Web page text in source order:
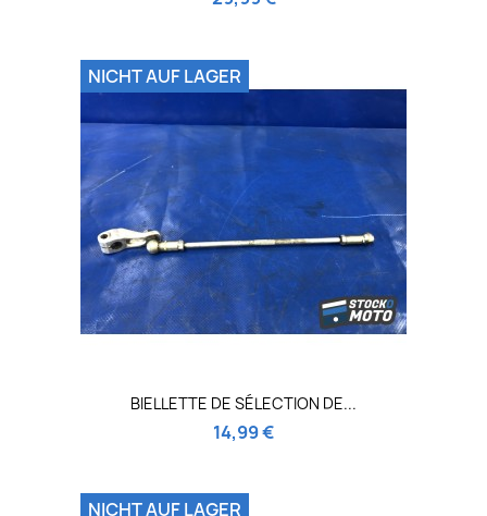
BIELLETTE DE SÉLECTION DE...
14,99 €
NICHT AUF LAGER
NICHT AUF LAGER